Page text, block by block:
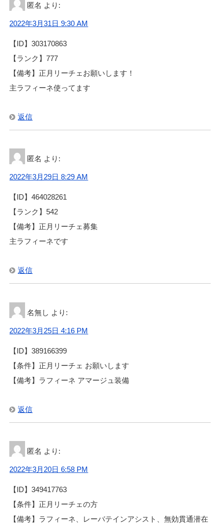
匿名 より:
2022年3月31日 9:30 AM
【ID】303170863
【ランク】777
【備考】正月リーチェお願いします！
主ラフィーネ使ってます
返信
匿名 より:
2022年3月29日 8:29 AM
【ID】464028261
【ランク】542
【備考】正月リーチェ募集
主ラフィーネです
返信
名無し より:
2022年3月25日 4:16 PM
【ID】389166399
【条件】正月リーチェ お願いします
【備考】ラフィーネ アマージュ装備
返信
匿名 より:
2022年3月20日 6:58 PM
【ID】349417763
【条件】正月リーチェの方
【備考】ラフィーネ、レーバテインアシスト、無効貫通潜在